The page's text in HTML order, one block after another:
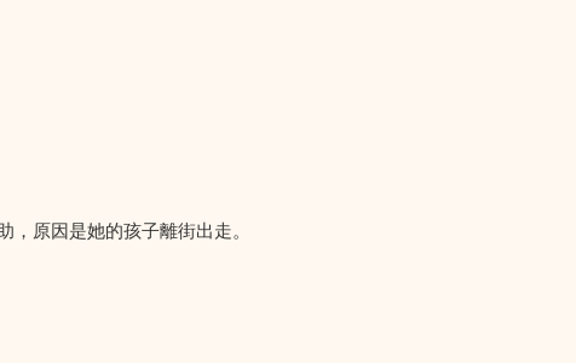
原因是她的孩子離街出走。